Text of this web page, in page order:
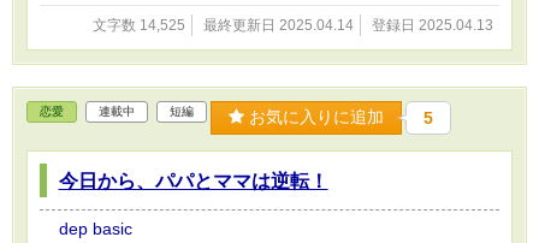
「私」、診療記録に記された二重人格の兆候、
そして“私”を取り巻く人々の不自然な沈黙。少し
ずつ明らかになる真実は、心に深い傷と決意を
していく中で、過去と向き合い、今を生き直す
ヒューマン・ミステリーです。
文字数 14,525 最終更新日 2025.04.14 登録日 2025.04.13
恋愛 連載中 短編 お気に入りに追加 5
今日から、パパとママは逆転！
dep basic